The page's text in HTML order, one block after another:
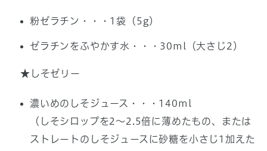
粉ゼラチン・・・1袋（5g）
ゼラチンをふやかす水・・・30ml（大さじ2）
★しそゼリー
濃いめのしそジュース・・・140ml
（しそシロップを2～2.5倍に薄めたもの、または
ストレートのしそジュースに砂糖を小さじ1加えた